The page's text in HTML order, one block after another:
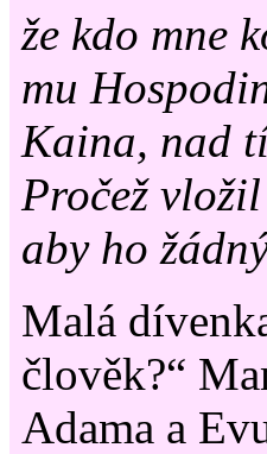
že kdo mne
mu
Kaina, nad
Pročež
aby ho
Malá
člověk?“
Adama a